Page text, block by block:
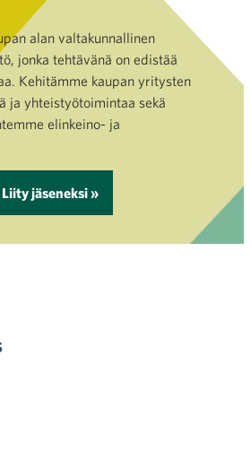
alan valtakunnallinen
jonka tehtävänä on edistää
Kehitämme kaupan yritysten
ja yhteistyötoimintaa sekä
elinkeino- ja
Liity jäseneksi »